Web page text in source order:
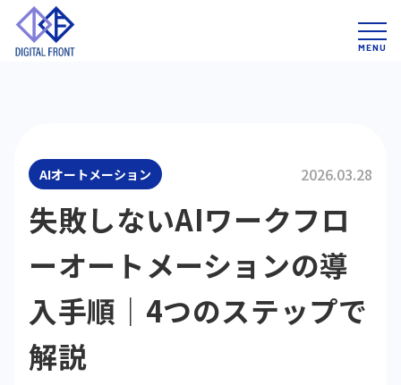
AIオートメーション 2026.03.28
失敗しないAIワークフロ
ーオートメーションの導
入手順｜4つのステップで
解説